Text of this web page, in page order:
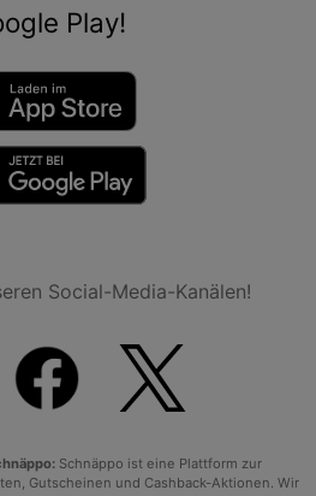
Play!
Social-Media-Kanälen!
Schnäppo ist eine Plattform zur
Gutscheinen und Cashback-Aktionen. Wir